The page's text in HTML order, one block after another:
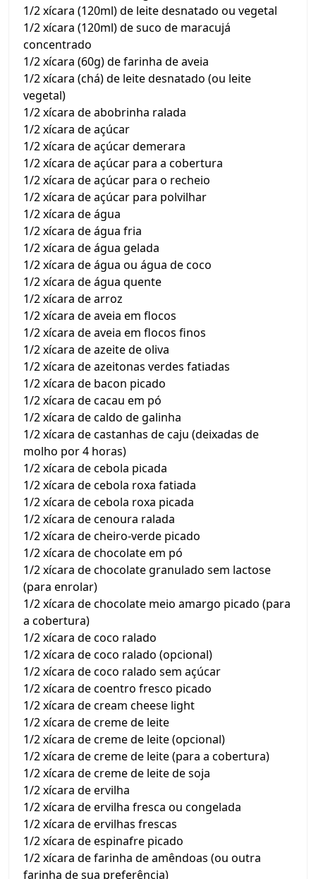
1/2 xícara (120ml) de leite desnatado ou vegetal
1/2 xícara (120ml) de suco de maracujá
concentrado
1/2 xícara (60g) de farinha de aveia
1/2 xícara (chá) de leite desnatado (ou leite
vegetal)
1/2 xícara de abobrinha ralada
1/2 xícara de açúcar
1/2 xícara de açúcar demerara
1/2 xícara de açúcar para a cobertura
1/2 xícara de açúcar para o recheio
1/2 xícara de açúcar para polvilhar
1/2 xícara de água
1/2 xícara de água fria
1/2 xícara de água gelada
1/2 xícara de água ou água de coco
1/2 xícara de água quente
1/2 xícara de arroz
1/2 xícara de aveia em flocos
1/2 xícara de aveia em flocos finos
1/2 xícara de azeite de oliva
1/2 xícara de azeitonas verdes fatiadas
1/2 xícara de bacon picado
1/2 xícara de cacau em pó
1/2 xícara de caldo de galinha
1/2 xícara de castanhas de caju (deixadas de
molho por 4 horas)
1/2 xícara de cebola picada
1/2 xícara de cebola roxa fatiada
1/2 xícara de cebola roxa picada
1/2 xícara de cenoura ralada
1/2 xícara de cheiro-verde picado
1/2 xícara de chocolate em pó
1/2 xícara de chocolate granulado sem lactose
(para enrolar)
1/2 xícara de chocolate meio amargo picado (para
a cobertura)
1/2 xícara de coco ralado
1/2 xícara de coco ralado (opcional)
1/2 xícara de coco ralado sem açúcar
1/2 xícara de coentro fresco picado
1/2 xícara de cream cheese light
1/2 xícara de creme de leite
1/2 xícara de creme de leite (opcional)
1/2 xícara de creme de leite (para a cobertura)
1/2 xícara de creme de leite de soja
1/2 xícara de ervilha
1/2 xícara de ervilha fresca ou congelada
1/2 xícara de ervilhas frescas
1/2 xícara de espinafre picado
1/2 xícara de farinha de amêndoas (ou outra
farinha de sua preferência)